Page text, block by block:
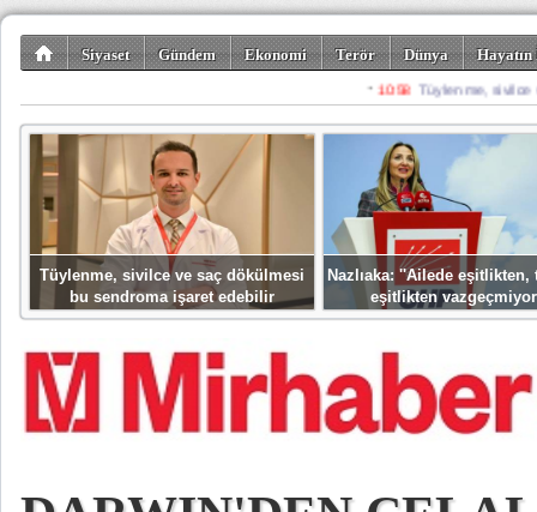
Siyaset Gündem Ekonomi Terör Dünya
Gezi-Turizm Spor Misafir
Tüylenme, sivilce ve saç dökülmesi
bu sendroma işaret edebilir
Nazlıaka: ''Ailede eşitlikten,
eşitlikten